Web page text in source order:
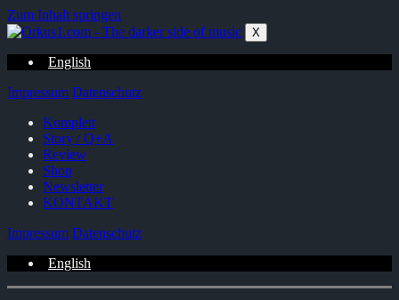
Zum Inhalt springen
X
English
Impressum Datenschutz
Komplett
Story / Q+A
Review
Shop
Newsletter
KONTAKT
Impressum Datenschutz
English